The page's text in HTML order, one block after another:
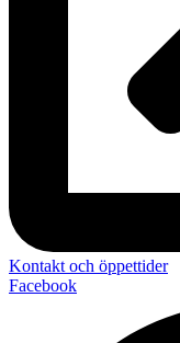
Kontakt och öppettider
Facebook